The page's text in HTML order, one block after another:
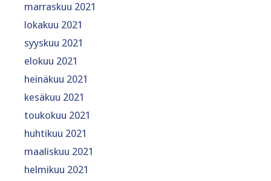
marraskuu 2021
lokakuu 2021
syyskuu 2021
elokuu 2021
heinäkuu 2021
kesäkuu 2021
toukokuu 2021
huhtikuu 2021
maaliskuu 2021
helmikuu 2021